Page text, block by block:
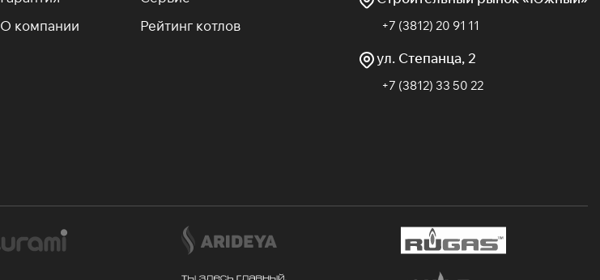
О компании
Рейтинг котлов +7 (3812) 20 91 11
ул. Степанца, 2
+7 (3812) 33 50 22